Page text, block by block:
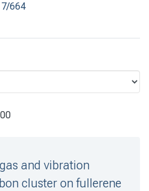
664
and vibration
cluster on fullerene